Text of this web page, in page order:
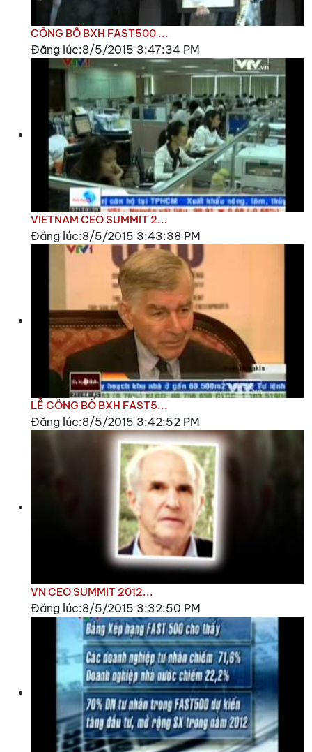
CÔNG BỐ BXH FAST500 ...
Đăng lúc:8/5/2015 3:47:34 PM
VIETNAM CEO SUMMIT 2...
Đăng lúc:8/5/2015 3:43:38 PM
LỄ CÔNG BỐ BXH FAST5...
Đăng lúc:8/5/2015 3:42:52 PM
VN CEO SUMMIT 2012...
Đăng lúc:8/5/2015 3:32:50 PM